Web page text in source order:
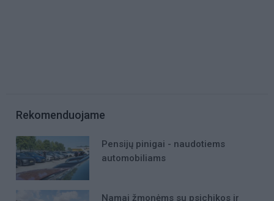
Rekomenduojame
Pensijų pinigai - naudotiems
automobiliams
Namai žmonėms su psichikos ir